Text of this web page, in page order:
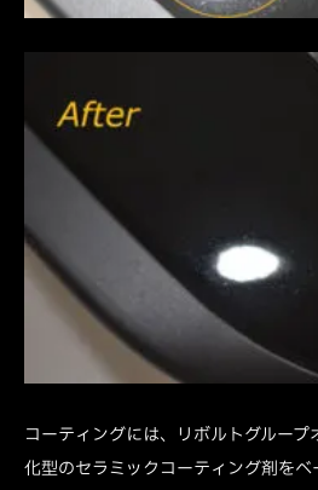
コーティングには、リボルトグルー
化型のセラミックコーティング剤を